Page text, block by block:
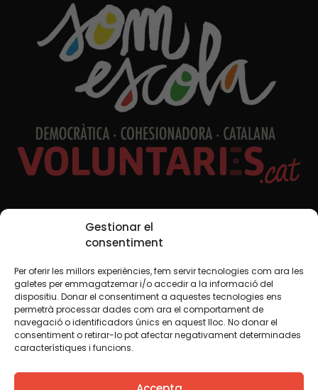
Gestionar el
consentiment
Per oferir les millors experiències, fem servir tecnologies com ara les
galetes per emmagatzemar i/o accedir a la informació del
dispositiu. Donar el consentiment a aquestes tecnologies ens
permetrà processar dades com ara el comportament de
navegació o identificadors únics en aquest lloc. No donar el
consentiment o retirar-lo pot afectar negativament determinades
característiques i funcions.
Xarxes Socials
TWT YTB IG FB IN
Avís legalPolítica de cookies
Creiem que el coneixement s’ha de compartir. Per això